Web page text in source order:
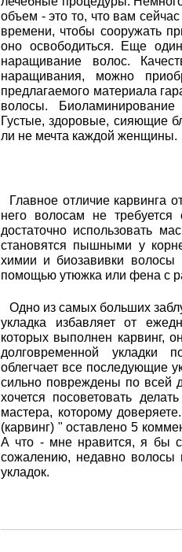
объем - это то, что вам
времени, чтобы сооружать
оно освободиться. Еще
наращивание волос.
наращивания, можно
предлагаемого материала
волосы.
Густые, здоровые, сияющие
ли не мечта каждой женщины.
Главное отличие карвинга
него волосам не требуется
достаточно использовать
становятся пышными у
химии и биозавивки волосы
помощью утюжка или фена с
Одно из самых больших
укладка избавляет от
которых выполнен карвинг,
долговременной укладки
облегчает все последующие
сильно повреждены по всей
хочется посоветовать
мастера, которому
(карвинг) " оставлено 5
А что - мне нравится, я бы
сожалению, недавно волосы
укладок.